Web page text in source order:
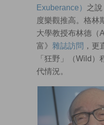
Exuberance） 之
度樂觀推高。格林
大學教授布林德（
富》 雜誌訪問 ，更
「狂野」（Wild
代情況。